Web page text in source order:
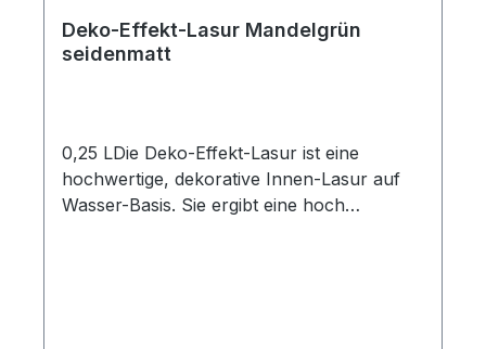
Deko-Effekt-Lasur Mandelgrün
seidenmatt
0,25 LDie Deko-Effekt-Lasur ist eine
hochwertige, dekorative Innen-Lasur auf
Wasser-Basis. Sie ergibt eine hoch